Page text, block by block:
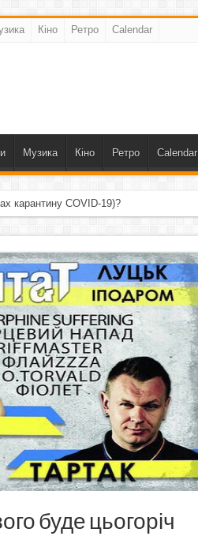
Кіно Ретро Calendar
Музика Кіно Ретро Calendar
карантину COVID-19)?
буде цьогоріч